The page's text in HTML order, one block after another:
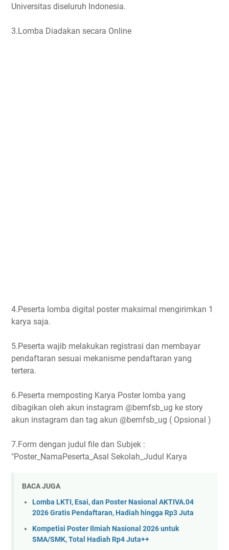
Universitas diseluruh Indonesia.
3.Lomba Diadakan secara Online
4.Peserta lomba digital poster maksimal mengirimkan 1
karya saja.
5.Peserta wajib melakukan registrasi dan membayar
pendaftaran sesuai mekanisme pendaftaran yang
tertera.
6.Peserta memposting Karya Poster lomba yang
dibagikan oleh akun instagram @bemfsb_ug ke story
akun instagram dan tag akun @bemfsb_ug ( Opsional )
7.Form dengan judul file dan Subjek :
"Poster_NamaPeserta_Asal Sekolah_Judul Karya
BACA JUGA
Lomba LKTI, Esai, dan Poster Nasional AKTIVA.04
2026 Gratis Pendaftaran, Hadiah hingga Rp3 Juta
Kompetisi Poster Ilmiah Nasional 2026 untuk
SMA/SMK, Total Hadiah Rp4 Juta++